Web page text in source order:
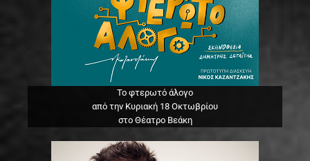
Το φτερωτό άλογο
από την Κυριακή 18 Οκτωβρίου
στο Θέατρο Βεάκη